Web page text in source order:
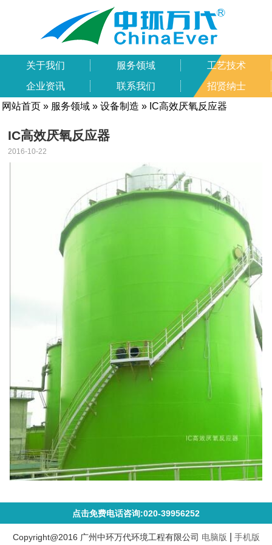
关于我们 服务领域
工艺技术
企业资讯
联系我们
招贤纳士
网站首页 » 服务领域 » 设备制造 » IC高效厌氧反应器
IC高效厌氧反应器
2016-10-22
点击免费电话咨询:020-39956252
Copyright@2016 广州中环万代环境工程有限公司 电脑版 手机版